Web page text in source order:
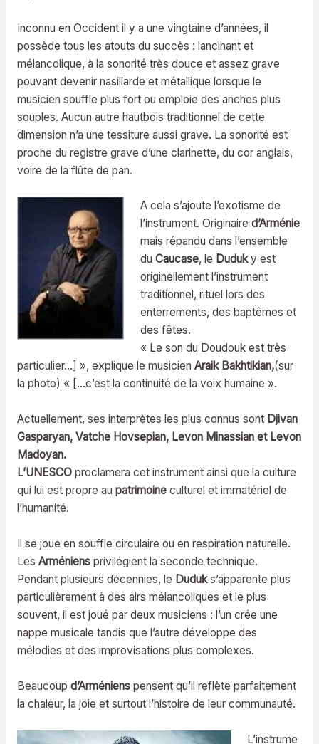
Inconnu en Occident il y a une vingtaine d’années, il
possède tous les atouts du succès : lancinant et
mélancolique, à la sonorité très douce et assez grave
pouvant devenir nasillarde et métallique lorsque le
musicien souffle plus fort ou emploie des anches plus
souples. Aucun autre hautbois traditionnel de cette
dimension n’a une tessiture aussi grave. La sonorité est
proche du registre grave d’une clarinette, du cor anglais,
voire de la flûte de pan.
A cela s’ajoute l’exotisme de
l’instrument. Originaired’Arménie
mais répandu dans l’ensemble
duCaucase, le Duduky est
originellement l’instrument
traditionnel, rituel lors des
enterrements, des baptêmes et
des fêtes.
« Le son du Doudouk est très
particulier…] », explique le musicien Araik Bakhtikian,(sur
la photo) « […c’est la continuité de la voix humaine ».
Actuellement, ses interprètes les plus connus sont Djivan
Gasparyan, Vatche Hovsepian, Levon Minassian et Levon
Madoyan.
L’UNESCOproclamera cet instrument ainsi que la culture
qui lui est propre au patrimoineculturel et immatériel de
l’humanité.
Il se joue en souffle circulaire ou en respiration naturelle.
Les Arméniensprivilégient la seconde technique.
Pendant plusieurs décennies, le Duduks’apparente plus
particulièrement à des airs mélancoliques et le plus
souvent, il est joué par deux musiciens : l’un crée une
nappe musicale tandis que l’autre développe des
mélodies et des improvisations plus complexes.
Beaucoup d’Arménienspensent qu’il reflète parfaitement
la chaleur, la joie et surtout l’histoire de leur communauté.
L’instrume